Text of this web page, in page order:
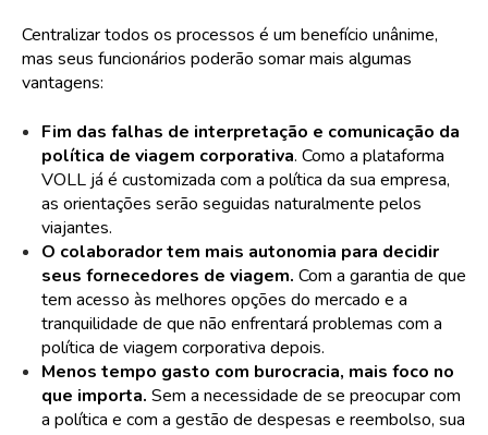
Centralizar todos os processos é um benefício unânime,
mas seus funcionários poderão somar mais algumas
vantagens:
Fim das falhas de interpretação e comunicação da
política de viagem corporativa. Como a plataforma
VOLL já é customizada com a política da sua empresa,
as orientações serão seguidas naturalmente pelos
viajantes.
O colaborador tem mais autonomia para decidir
seus fornecedores de viagem. Com a garantia de que
tem acesso às melhores opções do mercado e a
tranquilidade de que não enfrentará problemas com a
política de viagem corporativa depois.
Menos tempo gasto com burocracia, mais foco no
que importa. Sem a necessidade de se preocupar com
a política e com a gestão de despesas e reembolso, sua